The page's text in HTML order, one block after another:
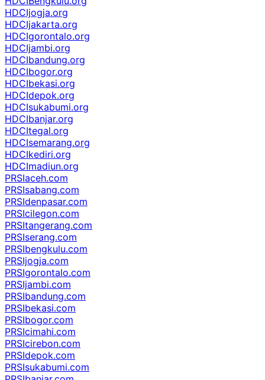
HDCIjogja.org
HDCIjakarta.org
HDCIgorontalo.org
HDCIjambi.org
HDCIbandung.org
HDCIbogor.org
HDCIbekasi.org
HDCIdepok.org
HDCIsukabumi.org
HDCIbanjar.org
HDCItegal.org
HDCIsemarang.org
HDCIkediri.org
HDCImadiun.org
PRSIaceh.com
PRSIsabang.com
PRSIdenpasar.com
PRSIcilegon.com
PRSItangerang.com
PRSIserang.com
PRSIbengkulu.com
PRSIjogja.com
PRSIgorontalo.com
PRSIjambi.com
PRSIbandung.com
PRSIbekasi.com
PRSIbogor.com
PRSIcimahi.com
PRSIcirebon.com
PRSIdepok.com
PRSIsukabumi.com